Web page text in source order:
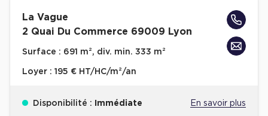
La Vague
2 Quai Du Commerce 69009 Lyon
Surface : 691 m², div. min. 333 m²
Loyer : 195 € HT/HC/m²/an
Disponibilité : Immédiate En savoir plus